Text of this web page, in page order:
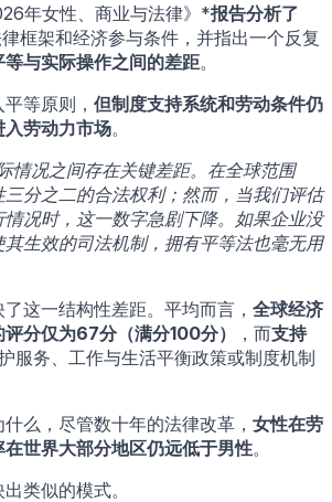
年女性、商业与法律》*报告分析了
框架和经济参与条件，并指出一个反复
等与实际操作之间的差距。
等原则， 但制度支持系统和劳动条件仍
劳动力市场。
情况之间存在关键差距。在全球范围
分之二的合法权利；然而，当我们评估
情况时，这一数字急剧下降。如果企业没
生效的司法机制，拥有平等法也毫无用
这一结构性差距。平均而言， 全球经济
分仅为67分（满分100分）
，而支持
务、工作与生活平衡政策或制度机制
么，尽管数十年的法律改革， 女性在劳
世界大部分地区仍远低于男性。
类似的模式。